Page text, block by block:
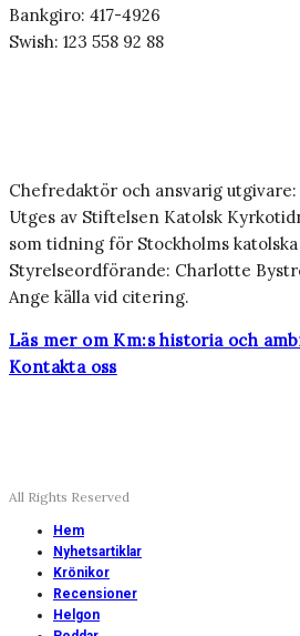
Bankgiro: 417-4926
Swish: 123 558 92 88
Chefredaktör och ansvarig utgivare:
Utges av Stiftelsen Katolsk
som tidning för Stockholms
Styrelseordförande: Charlotte
Ange källa vid citering.
Läs mer om Km:s historia och
Kontakta oss
All Rights Reserved
Hem
Nyhetsartiklar
Krönikor
Recensioner
Helgon